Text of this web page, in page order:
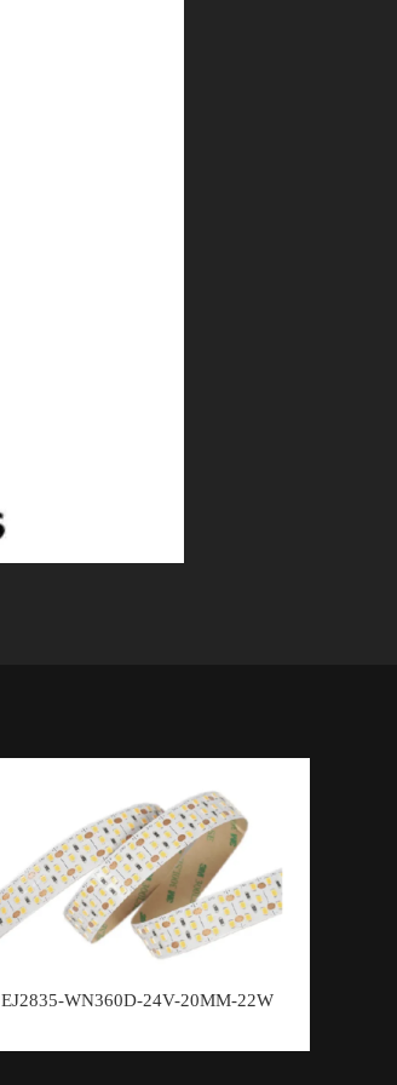
EJ2835-WN360D-24V-20MM-22W